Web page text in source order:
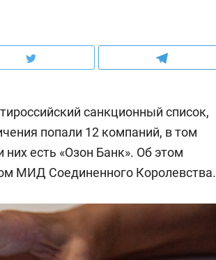
санкционный список,
попали 12 компаний, в том
есть «Озон Банк». Об этом
МИД Соединенного Королевства.